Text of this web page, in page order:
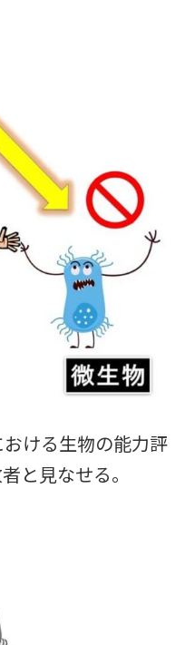
ける生物の能力評
と見なせる。